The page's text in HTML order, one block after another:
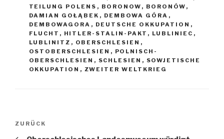
TEILUNG POLENS , BORONOW , BORONÓW ,
DAMIAN GOŁĄBEK , DEMBOWA GÓRA ,
DEMBOWAGORA , DEUTSCHE OKKUPATION ,
FLUCHT , HITLER-STALIN-PAKT , LUBLINIEC ,
LUBLINITZ , OBERSCHLESIEN ,
OSTOBERSCHLESIEN , POLNISCH-
OBERSCHLESIEN , SCHLESIEN , SOWJETISCHE
OKKUPATION , ZWEITER WELTKRIEG
Vorheriger
Beitrag
ZURÜCK